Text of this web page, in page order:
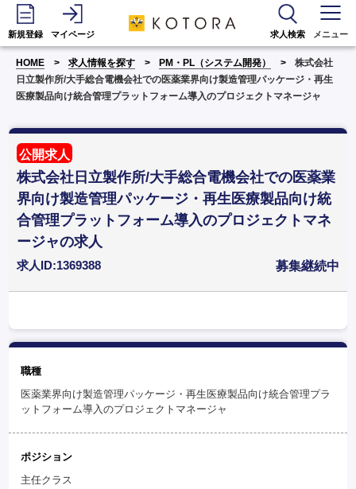
新規登録 マイページ 求人検索 メニュー
HOME 求人情報を探す PM・PL（システム開発）
株式会社
日立製作所/大手総合電機会社での医薬業界向け製造管理パッケージ・再生
医療製品向け統合管理プラットフォーム導入のプロジェクトマネージャ
公開求人
株式会社日立製作所/大手総合電機会社での医薬業
界向け製造管理パッケージ・再生医療製品向け統
合管理プラットフォーム導入のプロジェクトマネ
ージャの求人
求人ID:1369388 募集継続中
職種
医薬業界向け製造管理パッケージ・再生医療製品向け統合管理プラ
ットフォーム導入のプロジェクトマネージャ
ポジション
主任クラス